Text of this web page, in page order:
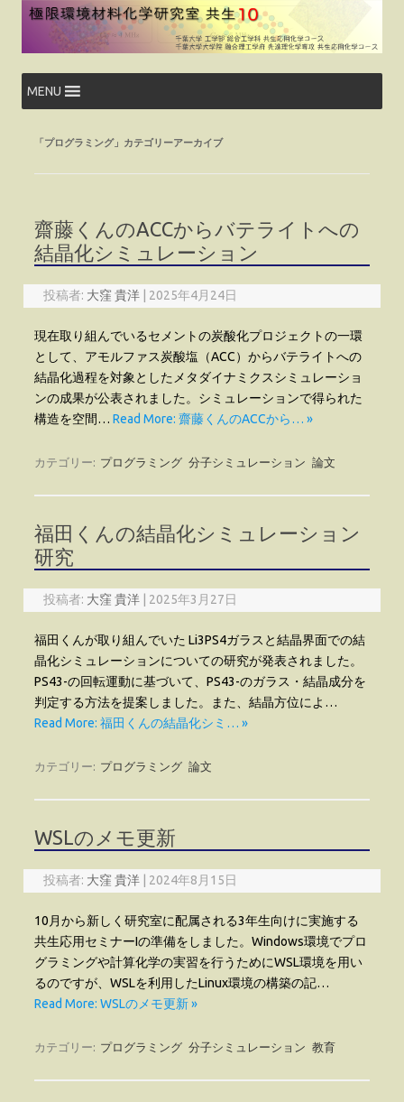
コ
ン
ツ
キ
ッ
MENU
「プログラミング」カテゴリーアーカイブ
齋藤くんのACCからバテライトへの
結晶化シミュレーション
投稿者: 大窪 貴洋 2025年4月24日
現在取り組んでいるセメントの炭酸化プロジェクトの一環
として、アモルファス炭酸塩（ACC）からバテライトへの
結晶化過程を対象としたメタダイナミクスシミュレーショ
ンの成果が公表されました。シミュレーションで得られた
構造を空間… Read More: 齋藤くんのACCから… »
カテゴリー: プログラミング 分子シミュレーション 論文
福田くんの結晶化シミュレーション
研究
投稿者: 大窪 貴洋 2025年3月27日
福田くんが取り組んでいた Li3PS4ガラスと結晶界面での結
晶化シミュレーションについての研究が発表されました。
PS43-の回転運動に基づいて、PS43-のガラス・結晶成分を
判定する方法を提案しました。また、結晶方位によ…
Read More: 福田くんの結晶化シミ… »
カテゴリー: プログラミング 論文
WSLのメモ更新
投稿者: 大窪 貴洋 2024年8月15日
10月から新しく研究室に配属される3年生向けに実施する
共生応用セミナーIの準備をしました。Windows環境でプロ
グラミングや計算化学の実習を行うためにWSL環境を用い
るのですが、WSLを利用したLinux環境の構築の記…
Read More: WSLのメモ更新 »
カテゴリー: プログラミング 分子シミュレーション 教育